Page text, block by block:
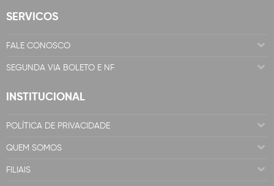
SERVICOS
FALE CONOSCO
SEGUNDA VIA BOLETO E NF
INSTITUCIONAL
POLÍTICA DE PRIVACIDADE
QUEM SOMOS
FILIAIS